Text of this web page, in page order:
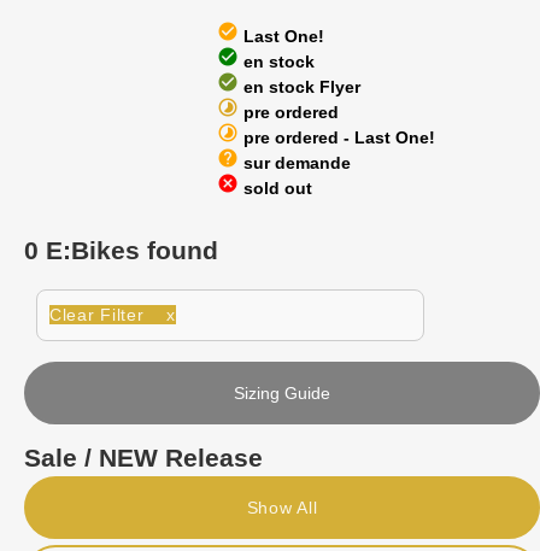
check_circle Last One!
check_circle en stock
check_circle en stock Flyer
timelapse pre ordered
timelapse pre ordered - Last One!
help sur demande
cancel sold out
0 E:Bikes found
Clear Filter x
Sizing Guide
Sale / NEW Release
Show All